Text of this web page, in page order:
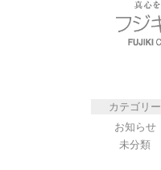
カテゴリー
お知らせ
未分類